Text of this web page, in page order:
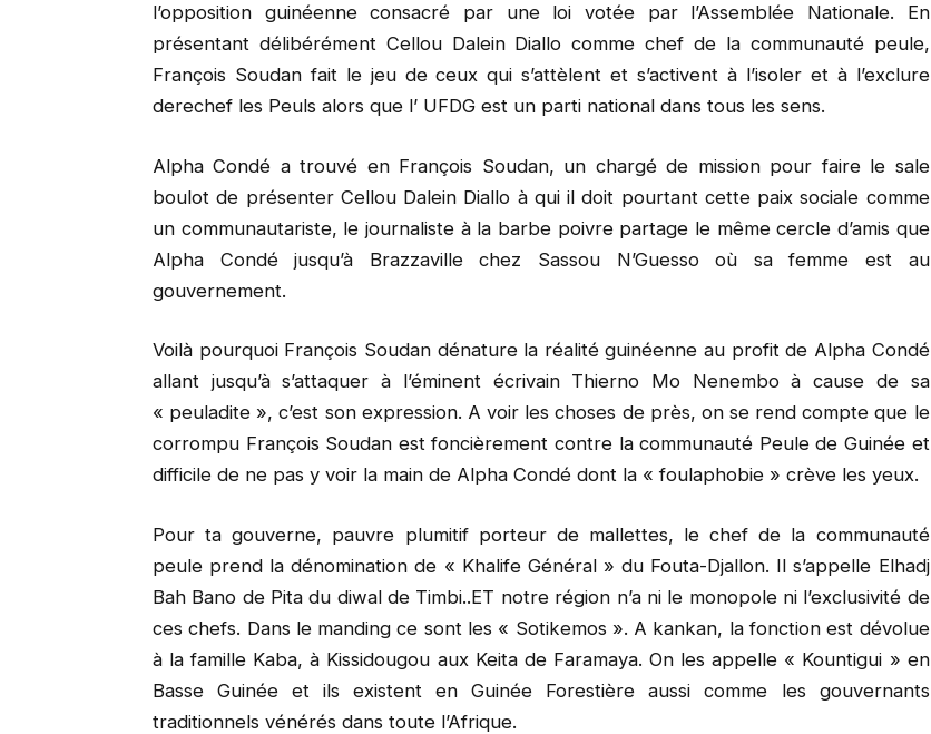
l’opposition guinéenne consacré par une loi votée par l’Assemblée Nationale. En
présentant délibérément Cellou Dalein Diallo comme chef de la communauté peule,
François Soudan fait le jeu de ceux qui s’attèlent et s’activent à l’isoler et à l’exclure
derechef les Peuls alors que l’ UFDG est un parti national dans tous les sens.
Alpha Condé a trouvé en François Soudan, un chargé de mission pour faire le sale
boulot de présenter Cellou Dalein Diallo à qui il doit pourtant cette paix sociale comme
un communautariste, le journaliste à la barbe poivre partage le même cercle d’amis que
Alpha Condé jusqu’à Brazzaville chez Sassou N’Guesso où sa femme est au
gouvernement.
Voilà pourquoi François Soudan dénature la réalité guinéenne au profit de Alpha Condé
allant jusqu’à s’attaquer à l’éminent écrivain Thierno Mo Nenembo à cause de sa
« peuladite », c’est son expression. A voir les choses de près, on se rend compte que le
corrompu François Soudan est foncièrement contre la communauté Peule de Guinée et
difficile de ne pas y voir la main de Alpha Condé dont la « foulaphobie » crève les yeux.
Pour ta gouverne, pauvre plumitif porteur de mallettes, le chef de la communauté
peule prend la dénomination de « Khalife Général » du Fouta-Djallon. Il s’appelle Elhadj
Bah Bano de Pita du diwal de Timbi..ET notre région n’a ni le monopole ni l’exclusivité de
ces chefs. Dans le manding ce sont les « Sotikemos ». A kankan, la fonction est dévolue
à la famille Kaba, à Kissidougou aux Keita de Faramaya. On les appelle « Kountigui » en
Basse Guinée et ils existent en Guinée Forestière aussi comme les gouvernants
traditionnels vénérés dans toute l’Afrique.